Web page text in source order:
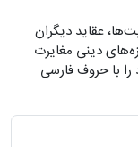
عقاید دیگران
دینی مغایرت
با حروف فارسی